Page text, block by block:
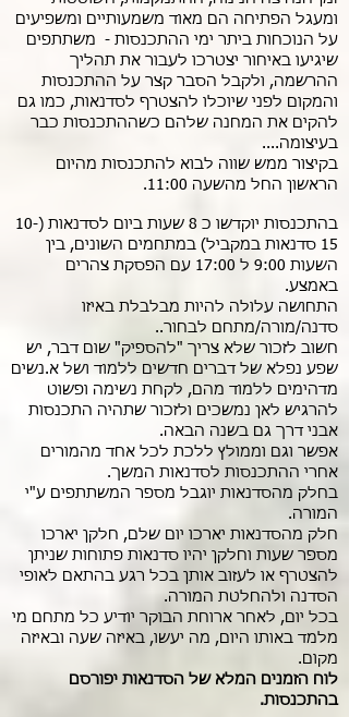
ומעגל הפתיחה הם מאוד משמעותיים ומשפיעים
על הנוכחות ביתר ימי ההתכנסות - משתתפים
שיגיעו באיחור יצטרכו לעבור את תהליך
ההרשמה, ולקבל הסבר קצר על ההתכנסות
והמקום לפני שיוכלו להצטרף לסדנאות, כמו גם
להקים את המחנה שלהם כשההתכנסות כבר
בעיצומה....
בקיצור ממש שווה לבוא להתכנסות מהיום
הראשון החל מהשעה 11:00.
בהתכנסות יוקדשו כ 8 שעות ביום לסדנאות (10-
15 סדנאות במקביל) במתחמים השונים, בין
השעות 9:00 ל 17:00 עם הפסקת צהרים
באמצע.
התחושה עלולה להיות מבלבלת באיזו
סדנה/מורה/מתחם לבחור..
חשוב לזכור שלא צריך "להספיק" שום דבר, יש
שפע נפלא של דברים חדשים ללמוד ושל א.נשים
מדהימים ללמוד מהם, לקחת נשימה ופשוט
להרגיש לאן נמשכים ולזכור שתהיה התכנסות
אבני דרך גם בשנה הבאה.
אפשר וגם וממולץ ללכת לכל אחד מהמורים
אחרי ההתכנסות לסדנאות המשך.
בחלק מהסדנאות יוגבל מספר המשתתפים ע"י
המורה.
חלק מהסדנאות יארכו יום שלם, חלקן יארכו
מספר שעות וחלקן יהיו סדנאות פתוחות שניתן
להצטרף או לעזוב אותן בכל רגע בהתאם לאופי
הסדנה ולהחלטת המורה.
בכל יום, לאחר ארוחת הבוקר יודיע כל מתחם מי
מלמד באותו היום, מה יעשו, באיזה שעה ובאיזה
מקום.
לוח הזמנים המלא של הסדנאות יפורסם
בהתכנסות.